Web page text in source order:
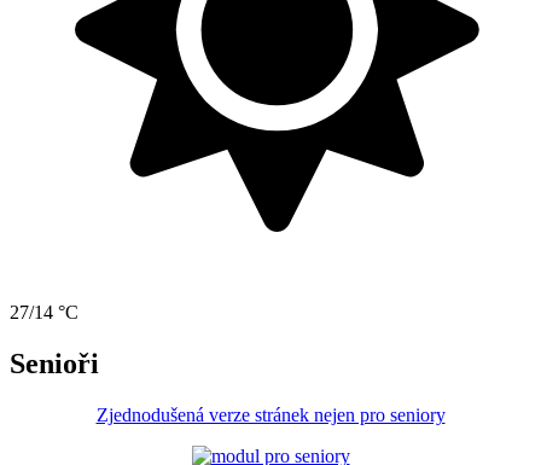
27/14 °C
Senioři
Zjednodušená verze stránek nejen pro seniory